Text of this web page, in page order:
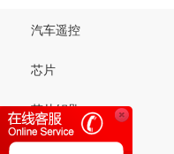
汽车遥控
芯片
芯片钥匙